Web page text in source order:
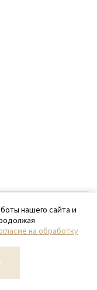
87
нашего сайта и
на обработку